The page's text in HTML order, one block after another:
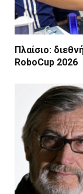
Πλαίσιο:
RoboCup 2026